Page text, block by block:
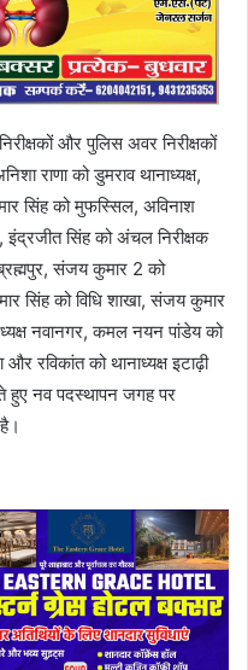
और पुलिस अवर निरीक्षकों
राणा को डुमराव थानाध्यक्ष,
सिंह को मुफस्सिल, अविनाश
इंद्रजीत सिंह को अंचल निरीक्षक
संजय कुमार 2 को
सिंह को विधि शाखा, संजय कुमार
नवानगर, कमल नयन पांडेय को
रविकांत को थानाध्यक्ष इटाढ़ी
हुए नव पदस्थापन जगह पर